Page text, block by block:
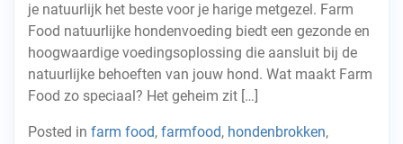
je natuurlijk het beste voor je harige metgezel. Farm
Food natuurlijke hondenvoeding biedt een gezonde en
hoogwaardige voedingsoplossing die aansluit bij de
natuurlijke behoeften van jouw hond. Wat maakt Farm
Food zo speciaal? Het geheim zit […]
Posted in farm food, farmfood, hondenbrokken,